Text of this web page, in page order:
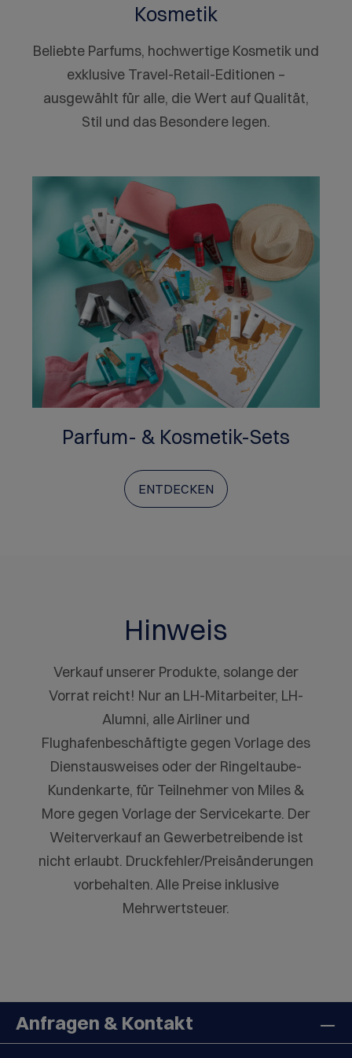
kombinieren möchten. Ideal für sonnige Tage am
Kosmetik
Beliebte Parfums, hochwertige Kosmetik und
exklusive Travel-Retail-Editionen –
ausgewählt für alle, die Wert auf Qualität,
Stil und das Besondere legen.
Parfum- & Kosmetik-Sets
ENTDECKEN
Hinweis
Verkauf unserer Produkte, solange der
Vorrat reicht! Nur an LH-Mitarbeiter, LH-
Alumni, alle Airliner und
Flughafenbeschäftigte gegen Vorlage des
Dienstausweises oder der Ringeltaube-
Kundenkarte, für Teilnehmer von Miles &
More gegen Vorlage der Servicekarte. Der
Weiterverkauf an Gewerbetreibende ist
nicht erlaubt. Druckfehler/Preisänderungen
vorbehalten. Alle Preise inklusive
Mehrwertsteuer.
Anfragen & Kontakt